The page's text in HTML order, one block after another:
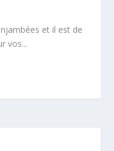
et il est de
vos...